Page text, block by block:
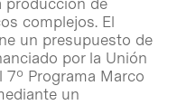
complejos. El
un presupuesto de
por la Unión
7º Programa Marco
un